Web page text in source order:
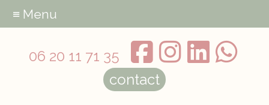
06 20 11 71 35
contact
≡ Menu